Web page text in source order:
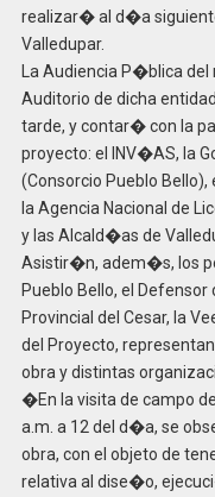
realizar� al d�a
Valledupar.
La Audiencia P�blica
Auditorio de dicha
tarde, y contar� con la
proyecto: el INV�AS, la
(Consorcio Pueblo Bello),
la Agencia Nacional de
y las Alcald�as de
Asistir�n, adem�s, los
Pueblo Bello, el Defensor
Provincial del Cesar, la
del Proyecto,
obra y distintas
�En la visita de campo
a.m. a 12 del d�a, se
obra, con el objeto de
relativa al dise�o,